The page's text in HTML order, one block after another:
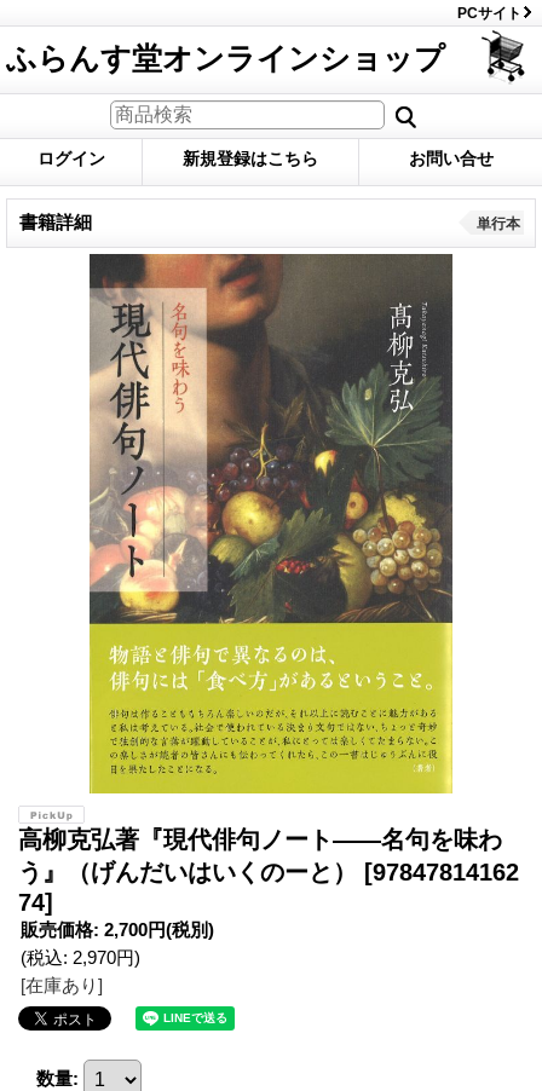
PCサイト
ふらんす堂オンラインショップ
ログイン 新規登録はこちら お問い合せ
書籍詳細 単行本
高柳克弘著『現代俳句ノート――名句を味わ
う』（げんだいはいくのーと） [97847814162
74]
販売価格: 2,700円(税別)
(税込: 2,970円)
[在庫あり]
数量: